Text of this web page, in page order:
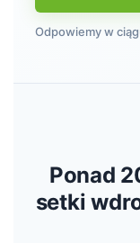
Odpowiemy w
Ponad
setki